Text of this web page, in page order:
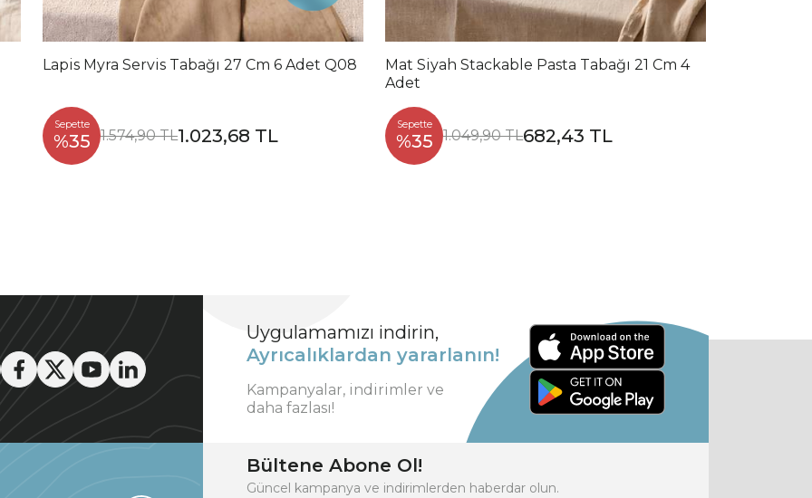
Lapis Myra Servis Tabağı 27 Cm 6 Adet Q08
Sepette
%35 1.574,90 TL1.023,68 TL
Mat Siyah Stackable Pasta Tabağı 21 Cm 4
Adet
Sepette
%35 1.049,90 TL682,43 TL
Uygulamamızı indirin,
Ayrıcalıklardan yararlanın!
Kampanyalar, indirimler ve
daha fazlası!
Bültene Abone Ol!
Güncel kampanya ve indirimlerden haberdar olun.